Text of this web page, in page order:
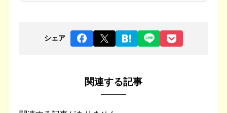
シェア
関連する記事